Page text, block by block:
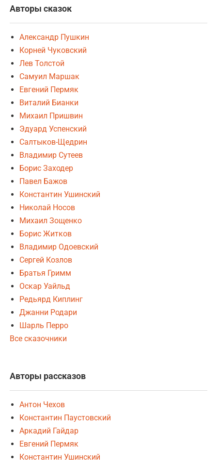
Авторы сказок
Александр Пушкин
Корней Чуковский
Лев Толстой
Самуил Маршак
Евгений Пермяк
Виталий Бианки
Михаил Пришвин
Эдуард Успенский
Салтыков-Щедрин
Владимир Сутеев
Борис Заходер
Павел Бажов
Константин Ушинский
Николай Носов
Михаил Зощенко
Борис Житков
Владимир Одоевский
Сергей Козлов
Братья Гримм
Оскар Уайльд
Редьярд Киплинг
Джанни Родари
Шарль Перро
Все сказочники
Авторы рассказов
Антон Чехов
Константин Паустовский
Аркадий Гайдар
Евгений Пермяк
Константин Ушинский